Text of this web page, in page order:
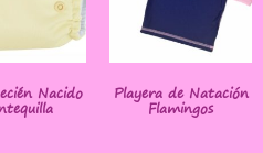
Nacido Playera de Natación
Flamingos